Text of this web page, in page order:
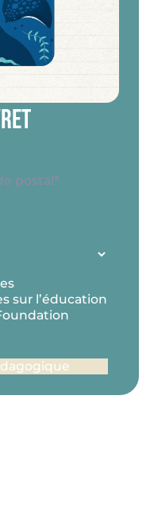
*
sur l’éducation